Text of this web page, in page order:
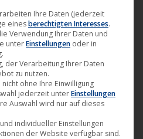
Ihre Daten (jederzeit
einesberechtigten Interesses.
Verwendung Ihrer Daten und
unterEinstellungen oder in
der Verarbeitung Ihrer Daten
zu nutzen.
ohne Ihre Einwilligung
jederzeit unterEinstellungen
Auswahl wird nur auf dieses
individueller Einstellungen
der Website verfügbar sind.